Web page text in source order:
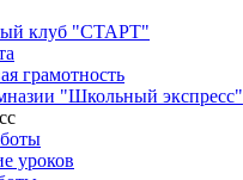
клуб "СТАРТ"
грамотность
"Школьный экспресс"
уроков